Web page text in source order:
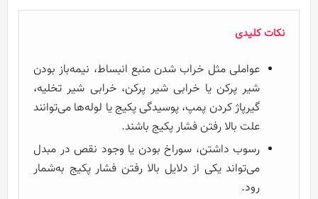
نکات کلیدی
عواملی مثل خراب شدن منبع انبساط، نیمه‌باز بودن
شیر پرکن یا خرابی شیر پرکن، خرابی شیر تخلیه،
گیرپاژ کردن پمپ، پوسیدگی پکیج یا لوله‌ها می‌توانند
علت بالا رفتن فشار پکیج باشند.
رسوب داشتن، سوراخ بودن یا وجود نقص در مبدل
می‌تواند یکی از دلایل بالا رفتن فشار پکیج به‌شمار
رود.